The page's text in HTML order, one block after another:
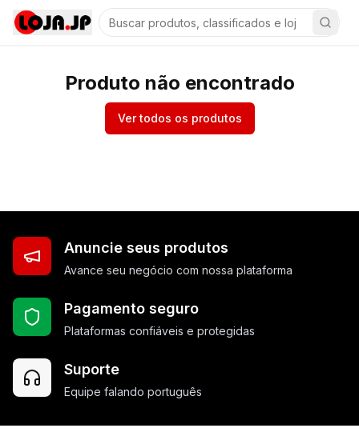
Produto não encontrado
Ver todos os produtos
Anuncie seus produtos
Avance seu negócio com nossa plataforma
Pagamento seguro
Plataformas confiáveis e protegidas
Suporte
Equipe falando português